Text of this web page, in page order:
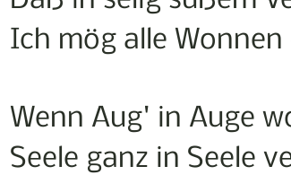
Ich mög alle Wonnen
Wenn Aug' in Auge
Seele ganz in Seele